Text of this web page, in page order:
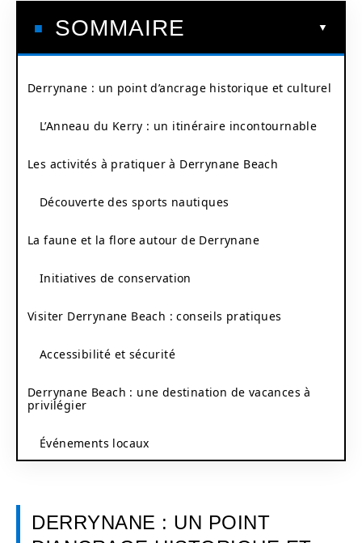
SOMMAIRE
Derrynane : un point d’ancrage historique et culturel
L’Anneau du Kerry : un itinéraire incontournable
Les activités à pratiquer à Derrynane Beach
Découverte des sports nautiques
La faune et la flore autour de Derrynane
Initiatives de conservation
Visiter Derrynane Beach : conseils pratiques
Accessibilité et sécurité
Derrynane Beach : une destination de vacances à
privilégier
Événements locaux
DERRYNANE : UN POINT